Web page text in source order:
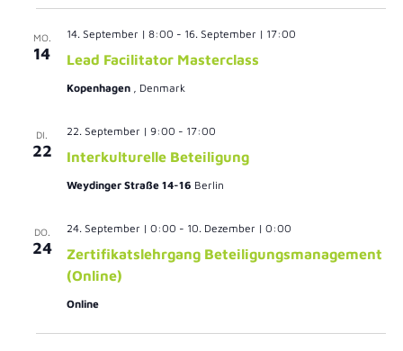
MO.
14 Lead Facilitator Masterclass
14. September | 8:00 - 16. September | 17:00
Kopenhagen , Denmark
DI.
22 Interkulturelle Beteiligung
22. September | 9:00 - 17:00
Weydinger Straße 14-16 Berlin
DO.
24
Zertifikatslehrgang Beteiligungsmanagement
(Online)
24. September | 0:00 - 10. Dezember | 0:00
Online